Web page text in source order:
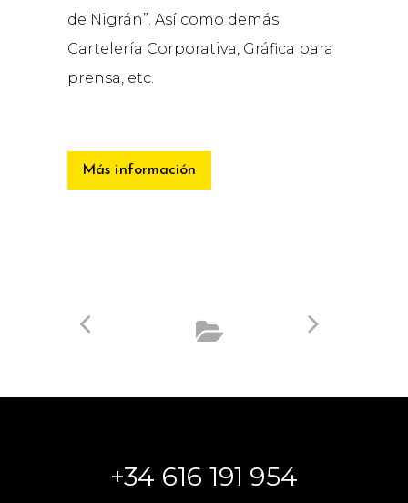
de Nigrán”. Así como demás
Cartelería Corporativa, Gráfica para
prensa, etc.
Más información
+34 616 191 954